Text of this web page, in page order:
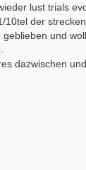
lust trials
10tel der
und
dazwischen